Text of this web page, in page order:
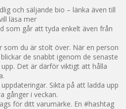
och säljande bio – länka även till
läsa mer
som går att tyda enkelt även från
som du är stolt över. När en person
de snabbt igenom de senaste
Det är därför viktigt att hålla
Sikta på att ladda upp
gånger i veckan.
för ditt varumärke. En #hashtag